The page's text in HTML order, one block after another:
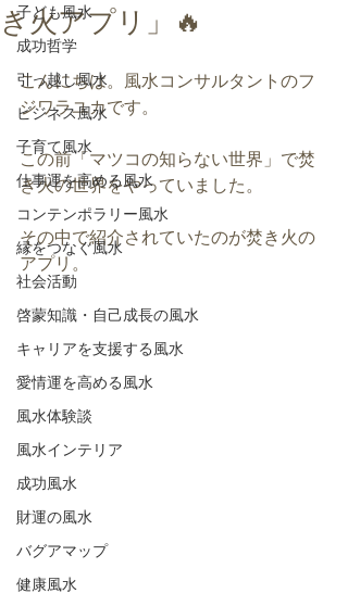
子ども風水
成功哲学
引っ越し風水
ビジネス風水
子育て風水
仕事運を高める風水
コンテンポラリー風水
縁をつなぐ風水
社会活動
啓蒙知識・自己成長の風水
キャリアを支援する風水
愛情運を高める風水
風水体験談
風水インテリア
成功風水
財運の風水
バグアマップ
健康風水
き火アプリ」🔥
こんにちは。風水コンサルタントのフ
ジワラユカです。
この前「マツコの知らない世界」で焚
き火の世界をやっていました。
その中で紹介されていたのが焚き火の
アプリ。